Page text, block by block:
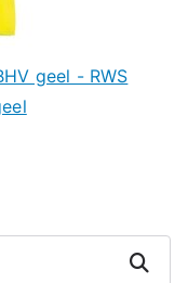
geel - RWS
Zoeken